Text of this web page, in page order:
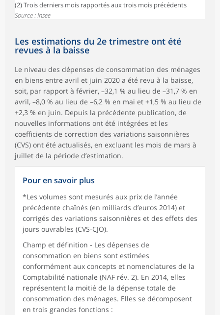
(2) Trois derniers mois rapportés aux trois mois précédents
Source : Insee
Les estimations du 2e trimestre ont été
revues à la baisse
Le niveau des dépenses de consommation des ménages
en biens entre avril et juin 2020 a été revu à la baisse,
soit, par rapport à février, –32,1 % au lieu de –31,7 % en
avril, –8,0 % au lieu de –6,2 % en mai et +1,5 % au lieu de
+2,3 % en juin. Depuis la précédente publication, de
nouvelles informations ont été intégrées et les
coefficients de correction des variations saisonnières
(CVS) ont été actualisés, en excluant les mois de mars à
juillet de la période d’estimation.
Pour en savoir plus
*Les volumes sont mesurés aux prix de l’année
précédente chaînés (en milliards d’euros 2014) et
corrigés des variations saisonnières et des effets des
jours ouvrables (CVS-CJO).
Champ et définition ‑ Les dépenses de
consommation en biens sont estimées
conformément aux concepts et nomenclatures de la
Comptabilité nationale (NAF rév. 2). En 2014, elles
représentent la moitié de la dépense totale de
consommation des ménages. Elles se décomposent
en trois grandes fonctions :